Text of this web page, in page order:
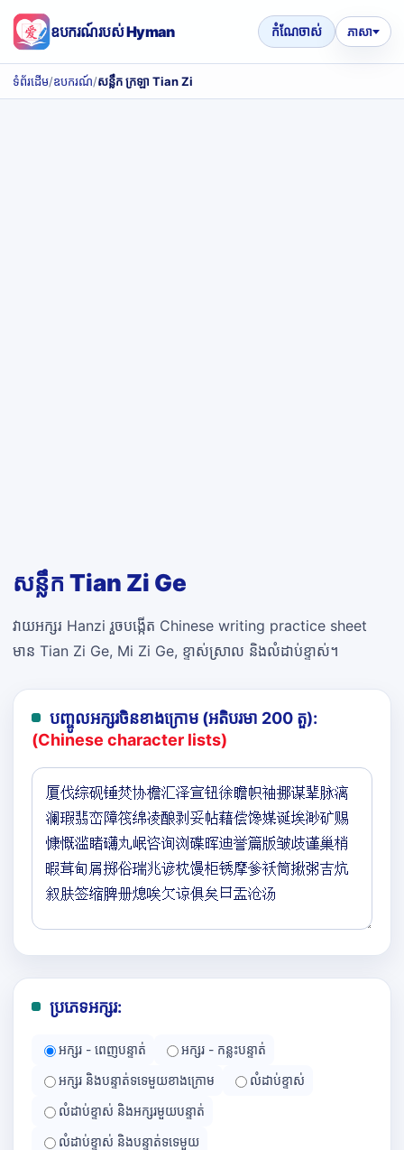
ឧបករណ៍របស់ Hyman កំណែចាស់ ភាសា
ទំព័រដើម/ឧបករណ៍/សន្លឹក ក្រឡា Tian Zi
សន្លឹក Tian Zi Ge
វាយអក្សរ Hanzi រួចបង្កើត Chinese writing practice sheet
មាន Tian Zi Ge, Mi Zi Ge, ខ្ទាស់ស្រាល និងលំដាប់ខ្ទាស់។
បញ្ចូលអក្សរចិនខាងក្រោម (អតិបរមា 200 តួ):
(Chinese character lists)
ប្រភេទអក្សរ:
អក្សរ - ពេញបន្ទាត់
អក្សរ - កន្លះបន្ទាត់
អក្សរ និងបន្ទាត់ទទេមួយខាងក្រោម
លំដាប់ខ្ទាស់
លំដាប់ខ្ទាស់ និងអក្សរមួយបន្ទាត់
លំដាប់ខ្ទាស់ និងបន្ទាត់ទទេមួយ